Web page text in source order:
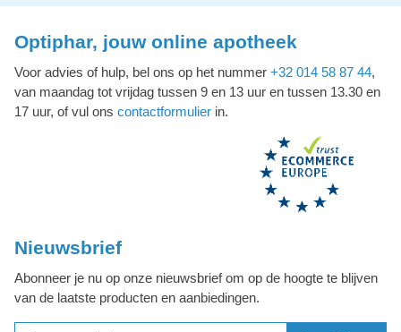
Optiphar, jouw online apotheek
Voor advies of hulp, bel ons op het nummer +32 014 58 87 44,
van maandag tot vrijdag tussen 9 en 13 uur en tussen 13.30 en
17 uur, of vul ons contactformulier in.
Nieuwsbrief
Abonneer je nu op onze nieuwsbrief om op de hoogte te blijven
van de laatste producten en aanbiedingen.